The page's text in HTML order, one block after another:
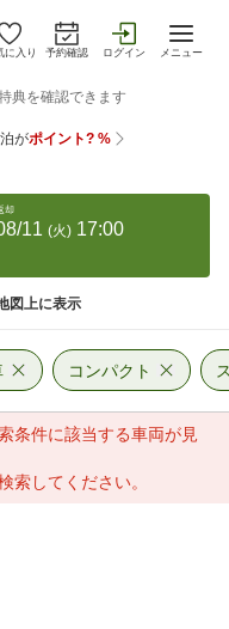
に入り 予約確認 ログイン メニュー
却
11 (火) 17:00
図上に表示
コンパクト
条件に該当する車両が見
索してください。